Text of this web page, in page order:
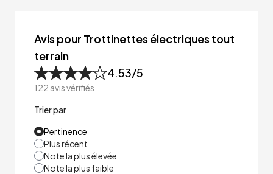
Avis pour Trottinettes électriques tout
terrain
4.53/5
122 avis vérifiés
Trier par
Pertinence
Plus récent
Note la plus élevée
Note la plus faible